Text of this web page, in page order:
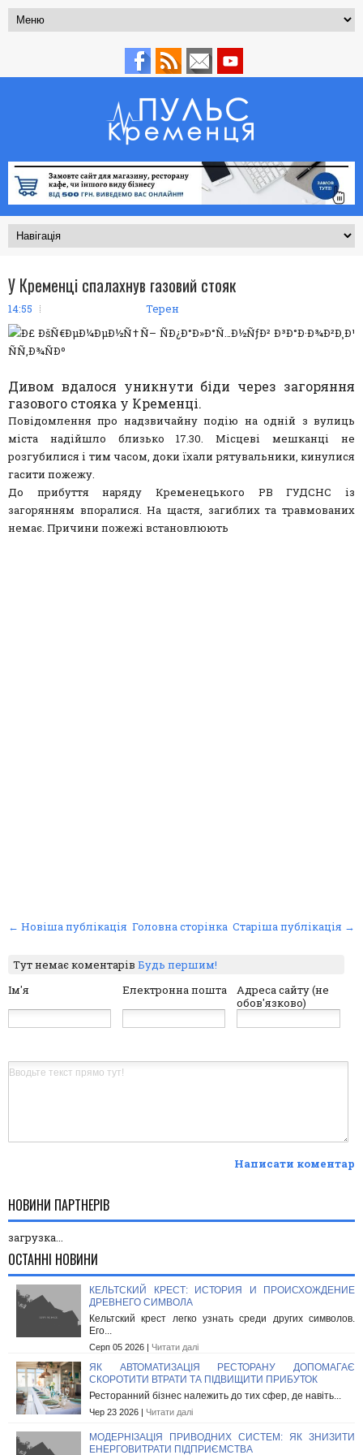
У Кременці спалахнув газовий стояк
14:55 Терен
Дивом вдалося уникнути біди через загоряння
газового стояка у Кременці.
Повідомлення про надзвичайну подію на одній з вулиць
міста надійшло близько 17.30. Місцеві мешканці не
розгубилися і тим часом, доки їхали рятувальники, кинулися
гасити пожежу.
До прибуття наряду Кременецького РВ ГУДСНС із
загорянням впоралися. На щастя, загиблих та травмованих
немає. Причини пожежі встановлюють
← Новіша публікація Старіша публікація →
Головна сторінка
Тут немає коментарівБудь першим!
Ім'я
Електронна пошта
Адреса сайту (не
обов'язково)
Написати коментар
НОВИНИ ПАРТНЕРІВ
загрузка...
ОСТАННІ НОВИНИ
КЕЛЬТСКИЙ КРЕСТ: ИСТОРИЯ И ПРОИСХОЖДЕНИЕ
ДРЕВНЕГО СИМВОЛА
Кельтский крест легко узнать среди других символов.
Его...
Серп 05 2026 | Читати далі
ЯК АВТОМАТИЗАЦІЯ РЕСТОРАНУ ДОПОМАГАЄ
СКОРОТИТИ ВТРАТИ ТА ПІДВИЩИТИ ПРИБУТОК
Ресторанний бізнес належить до тих сфер, де навіть...
Чер 23 2026 | Читати далі
МОДЕРНІЗАЦІЯ ПРИВОДНИХ СИСТЕМ: ЯК ЗНИЗИТИ
ЕНЕРГОВИТРАТИ ПІДПРИЄМСТВА